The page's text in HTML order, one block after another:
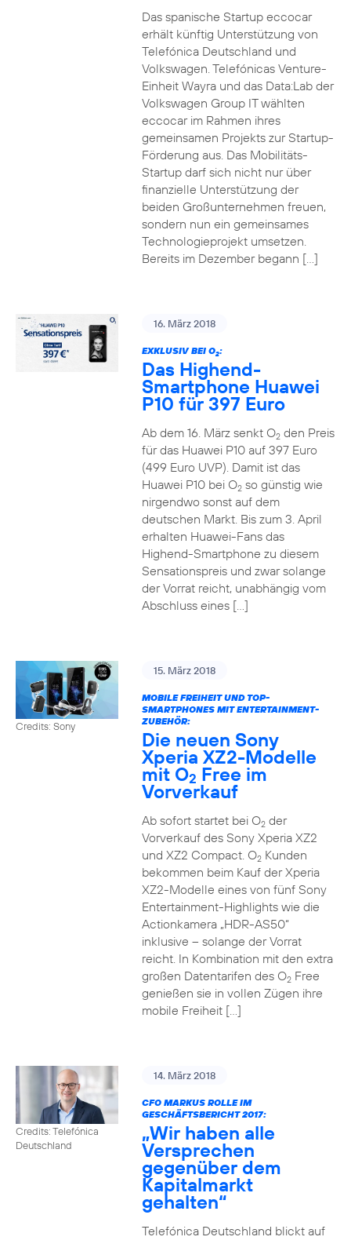
Das spanische Startup eccocar
erhält künftig Unterstützung von
Telefónica Deutschland und
Volkswagen. Telefónicas Venture-
Einheit Wayra und das Data:Lab der
Volkswagen Group IT wählten
eccocar im Rahmen ihres
gemeinsamen Projekts zur Startup-
Förderung aus. Das Mobilitäts-
Startup darf sich nicht nur über
finanzielle Unterstützung der
beiden Großunternehmen freuen,
sondern nun ein gemeinsames
Technologieprojekt umsetzen.
Bereits im Dezember begann […]
16. März 2018
EXKLUSIV BEI O2:
Das Highend-
Smartphone Huawei
P10 für 397 Euro
Ab dem 16. März senkt O2den Preis
für das Huawei P10 auf 397 Euro
(499 Euro UVP). Damit ist das
Huawei P10 bei O2so günstig wie
nirgendwo sonst auf dem
deutschen Markt. Bis zum 3. April
erhalten Huawei-Fans das
Highend-Smartphone zu diesem
Sensationspreis und zwar solange
der Vorrat reicht, unabhängig vom
Abschluss eines […]
Credits: Sony
15. März 2018
MOBILE FREIHEIT UND TOP-
SMARTPHONES MIT ENTERTAINMENT-
ZUBEHÖR:
Die neuen Sony
Xperia XZ2-Modelle
mit O2 Free im
Vorverkauf
Ab sofort startet bei O2der
Vorverkauf des Sony Xperia XZ2
und XZ2 Compact. O2Kunden
bekommen beim Kauf der Xperia
XZ2-Modelle eines von fünf Sony
Entertainment-Highlights wie die
Actionkamera „HDR-AS50“
inklusive – solange der Vorrat
reicht. In Kombination mit den extra
großen Datentarifen des O2Free
genießen sie in vollen Zügen ihre
mobile Freiheit […]
Credits: Telefónica
Deutschland
14. März 2018
CFO MARKUS ROLLE IM
GESCHÄFTSBERICHT 2017:
„Wir haben alle
Versprechen
gegenüber dem
Kapitalmarkt
gehalten“
Telefónica Deutschland blickt auf